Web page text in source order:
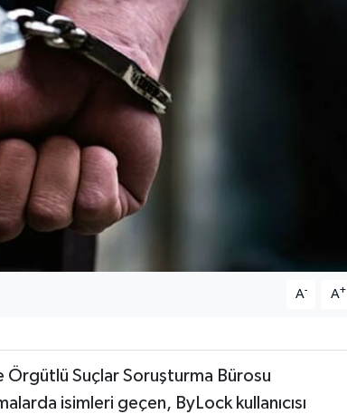
A- A+
Örgütlü Suçlar Soruşturma Bürosu
isimleri geçen, ByLock kullanıcısı